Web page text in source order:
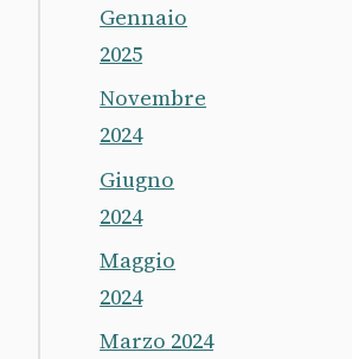
Gennaio
2025
Novembre
2024
Giugno
2024
Maggio
2024
Marzo 2024